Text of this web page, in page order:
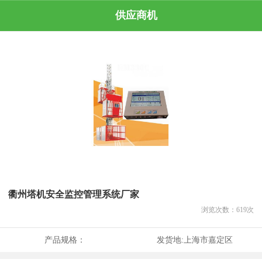
供应商机
衢州塔机安全监控管理系统厂家
浏览次数： 619次
产品规格： 发货地:上海市嘉定区